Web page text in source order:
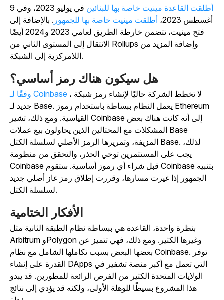
القاعدة مينيت خاصة بها للبنائين
في يوليو 2023، وفي 9
2023،
أطلقت مينيت خاصة بها للجمهور. بالإضافة إلى
فتح مينيت، تتضمن خارطة الطريق لعامي 2023 و2024 أيضًا
الانتقال إلى المستوى الثاني من Rollups وإضافة المزيد من
هل سيكون هناك رمز أساسي؟
وفقًا لـ Coinbase، لا تخطط الشركة حاليًا لإنشاء رمز شبكة
جديد لـ Base. يعمل النظام ببساطة باستخدام رموز Ethereum
القياسية.ومع ذلك، تشير Coinbase إلى أنه كانت هناك بعض
المشكلات مع المحتالين الذين يحاولون بيع عملات Base
المزيفة، وتمريرها الرمز الأصلي لسلسلة الكتل Base. لذلك،
يجب على المستثمرين توخي الحذر، والتحقق من منظومة
Coinbase قبل شراء أي رموز أساسية. ستقوم Coinbase بتنبيه
الجمهور إذا غيرت مسارها، وقررت إطلاق رمز غاز أصلي جديد
الأفكار الختامية
بنظرة واحدة، القاعدة هي ببساطة نظام الطبقة الثانية مثل
Arbitrum وPolygon وغيرها الكثير. ومع ذلك، فهي تتميز عن
بعضها البعض بسبب تكاملها الشامل مع نظام Coinbase. توفر
القدرة على إنشاء DApps التي تعمل مع أكبر منصة تشفير في
الولايات المتحدة الكثير من الفرص الرائعة للمطورين. قد يبدو
هذا المشروع بسيطًا للوهلة الأولى، ولكنه قد يؤدي إلى نتائج